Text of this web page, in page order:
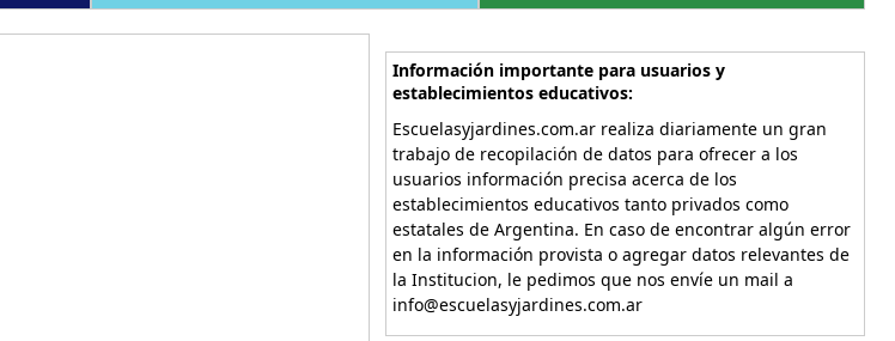
Información importante para usuarios y
establecimientos educativos:
Escuelasyjardines.com.ar realiza diariamente un gran
trabajo de recopilación de datos para ofrecer a los
usuarios información precisa acerca de los
establecimientos educativos tanto privados como
estatales de Argentina. En caso de encontrar algún error
en la información provista o agregar datos relevantes de
la Institucion, le pedimos que nos envíe un mail a
info@escuelasyjardines.com.ar